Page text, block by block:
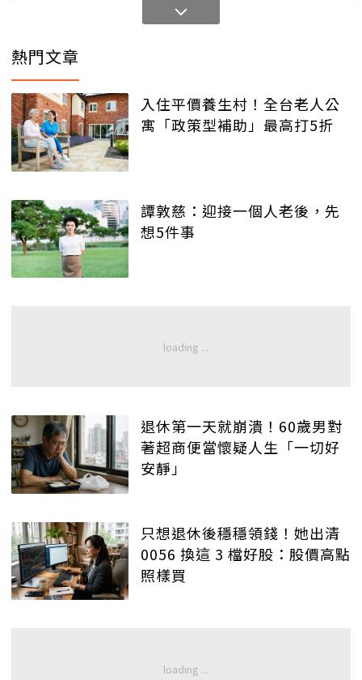
熱門文章
入住平價養生村！全台老人公
寓「政策型補助」最高打5折
譚敦慈：迎接一個人老後，先
想5件事
退休第一天就崩潰！60歲男對
著超商便當懷疑人生「一切好
安靜」
只想退休後穩穩領錢！她出清
0056 換這 3 檔好股：股價高點
照樣買